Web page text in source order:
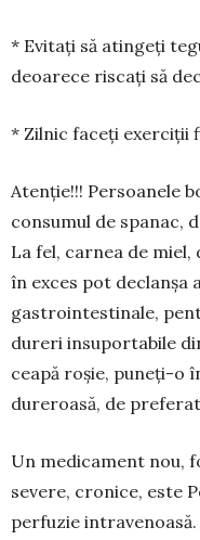
* Evitați să atingeți
deoarece riscați să
* Zilnic faceți exerciții
Atenție!!! Persoanele
consumul de spanac,
La fel, carnea de
în exces pot declanșa
gastrointestinale,
dureri insuportabile
ceapă roșie, puneți-o
dureroasă, de
Un medicament nou,
severe, cronice, este
perfuzie intra­venoasă.